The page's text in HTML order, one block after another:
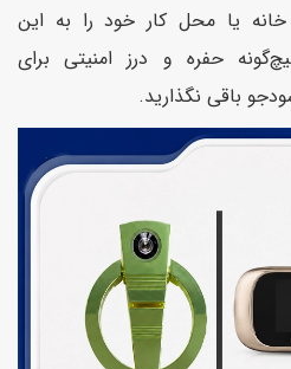
خانه یا محل کار خود را به این
حفره و درز امنیتی برای
باقی نگذارید.